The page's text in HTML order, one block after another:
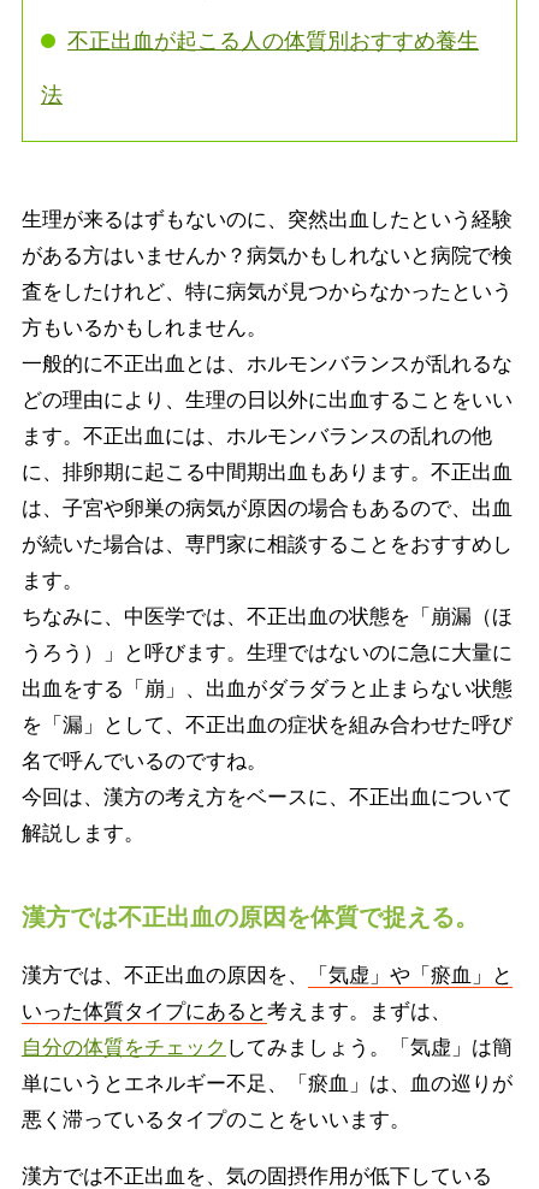
不正出血が起こる人の体質別おすすめ養生
法
生理が来るはずもないのに、突然出血したという経験
がある方はいませんか？病気かもしれないと病院で検
査をしたけれど、特に病気が見つからなかったという
方もいるかもしれません。
一般的に不正出血とは、ホルモンバランスが乱れるな
どの理由により、生理の日以外に出血することをいい
ます。不正出血には、ホルモンバランスの乱れの他
に、排卵期に起こる中間期出血もあります。不正出血
は、子宮や卵巣の病気が原因の場合もあるので、出血
が続いた場合は、専門家に相談することをおすすめし
ます。
ちなみに、中医学では、不正出血の状態を「崩漏（ほ
うろう）」と呼びます。生理ではないのに急に大量に
出血をする「崩」、出血がダラダラと止まらない状態
を「漏」として、不正出血の症状を組み合わせた呼び
名で呼んでいるのですね。
今回は、漢方の考え方をベースに、不正出血について
解説します。
漢方では不正出血の原因を体質で捉える。
漢方では、不正出血の原因を、
「気虚」や「瘀血」と
いった体質タイプにあると考えます。まずは、
自分の体質をチェック してみましょう。「気虚」は簡
単にいうとエネルギー不足、「瘀血」は、血の巡りが
悪く滞っているタイプのことをいいます。
漢方では不正出血を、気の固摂作用が低下している